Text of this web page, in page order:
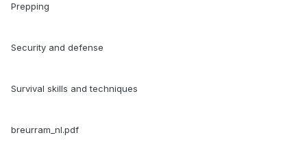
Prepping
Security and defense
Survival skills and techniques
breurram_nl.pdf